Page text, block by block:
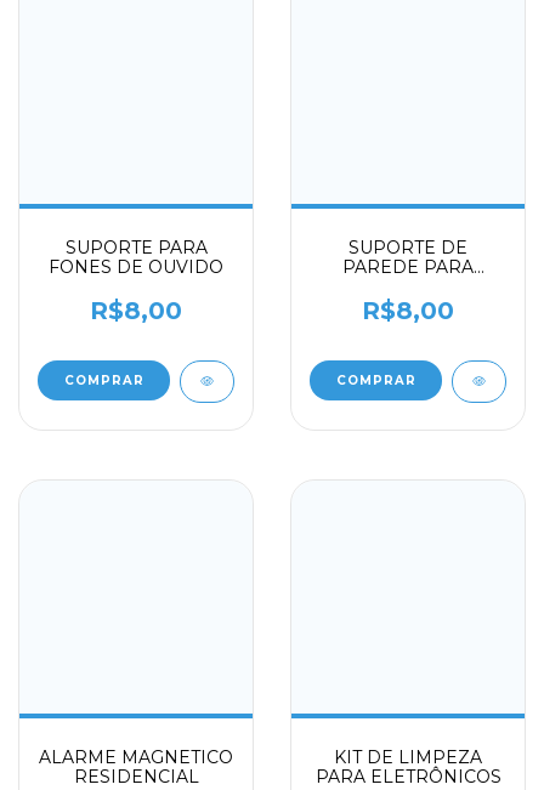
SUPORTE PARA
FONES DE OUVIDO
R$8,00
COMPRAR
SUPORTE DE
PAREDE PARA
R$8,00
COMPRAR
ALARME MAGNETICO
RESIDENCIAL
KIT DE LIMPEZA
PARA ELETRÔNICOS